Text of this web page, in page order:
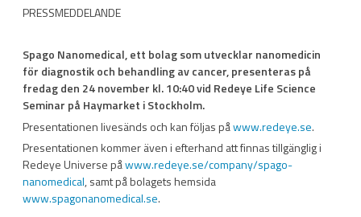
PRESSMEDDELANDE
Spago Nanomedical, ett bolag som utvecklar nanomedicin
för diagnostik och behandling av cancer, presenteras på
fredag den 24 november kl. 10:40 vid Redeye Life Science
Seminar på Haymarket i Stockholm.
Presentationen livesänds och kan följas påwww.redeye.se.
Presentationen kommer även i efterhand att finnas tillgänglig i
Redeye Universe påwww.redeye.se/company/spago-
nanomedical, samt på bolagets hemsida
www.spagonanomedical.se.